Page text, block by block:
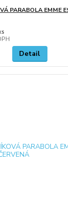
PARABOLA EMME
Detail